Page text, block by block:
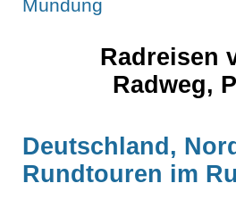
Radreisen
Radweg,
Deutschland,
Rundtouren im